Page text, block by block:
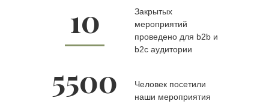
Закрытых
мероприятий
проведено для b2b и
b2c аудитории
10
Человек посетили
наши мероприятия
5500